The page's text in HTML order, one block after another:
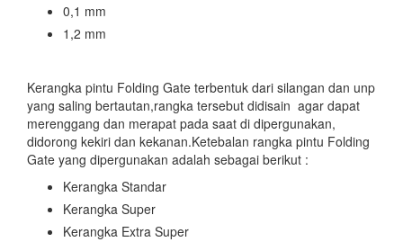
0,1 mm
1,2 mm
Kerangka pintu Folding Gate terbentuk dari silangan dan unp
yang saling bertautan,rangka tersebut didisain agar dapat
merenggang dan merapat pada saat di dipergunakan,
didorong kekiri dan kekanan.Ketebalan rangka pintu Folding
Gate yang dipergunakan adalah sebagai berikut :
Kerangka Standar
Kerangka Super
Kerangka Extra Super